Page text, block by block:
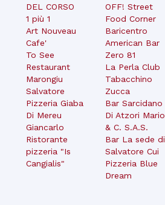
DEL CORSO
1 più 1
Art Nouveau
Cafe'
To See
Restaurant
Marongiu
Salvatore
Pizzeria Giaba
Di Mereu
Giancarlo
Ristorante
pizzeria "Is
Cangialis"
OFF! Street
Food Corner
Baricentro
American Bar
Zero 81
La Perla Club
Tabacchino
Zucca
Bar Sarcidano
Di Atzori Mario
& C. S.A.S.
Bar La sede di
Salvatore Cui
Pizzeria Blue
Dream